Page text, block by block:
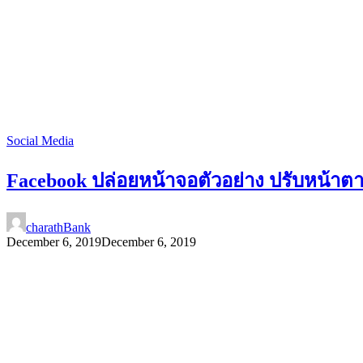
Social Media
Facebook ปล่อยหน้าจอตัวอย่าง ปรับหน้าต
charathBank
December 6, 2019December 6, 2019